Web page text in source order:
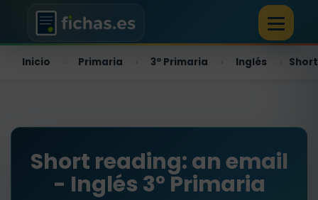
Inicio Primaria 3º Primaria Inglés
Short reading: an email
- Inglés 3º Primaria